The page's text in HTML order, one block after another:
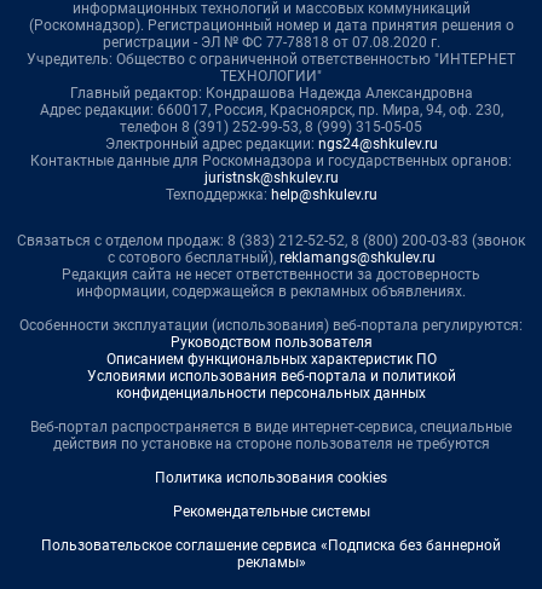
информационных технологий и массовых коммуникаций
(Роскомнадзор). Регистрационный номер и дата принятия решения о
регистрации - ЭЛ № ФС 77-78818 от 07.08.2020 г.
Учредитель: Общество с ограниченной ответственностью "ИНТЕРНЕТ
ТЕХНОЛОГИИ"
Главный редактор: Кондрашова Надежда Александровна
Адрес редакции: 660017, Россия, Красноярск, пр. Мира, 94, оф. 230,
телефон 8 (391) 252-99-53, 8 (999) 315-05-05
Электронный адрес редакции: ngs24@shkulev.ru
Контактные данные для Роскомнадзора и государственных органов:
juristnsk@shkulev.ru
Техподдержка: help@shkulev.ru
Связаться с отделом продаж: 8 (383) 212-52-52, 8 (800) 200-03-83 (звонок
с сотового бесплатный), reklamangs@shkulev.ru
Редакция сайта не несет ответственности за достоверность
информации, содержащейся в рекламных объявлениях.
Особенности эксплуатации (использования) веб-портала регулируются:
Руководством пользователя
Описанием функциональных характеристик ПО
Условиями использования веб-портала и политикой
конфиденциальности персональных данных
Веб-портал распространяется в виде интернет-сервиса, специальные
действия по установке на стороне пользователя не требуются
Политика использования cookies
Рекомендательные системы
Пользовательское соглашение сервиса «Подписка без баннерной
рекламы»